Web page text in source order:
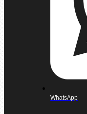
WhatsApp